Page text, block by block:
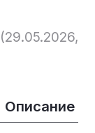
(29.05.2026,
Описание